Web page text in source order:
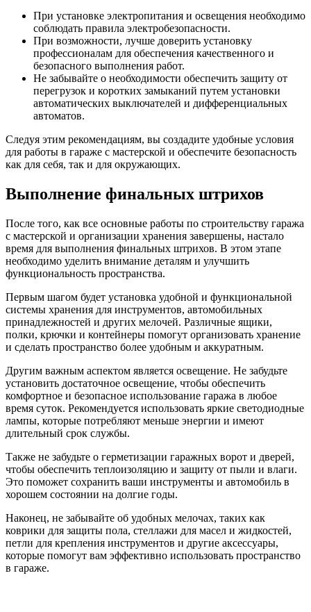
При установке электропитания и освещения необходимо
соблюдать правила электробезопасности.
При возможности, лучше доверить установку
профессионалам для обеспечения качественного и
безопасного выполнения работ.
Не забывайте о необходимости обеспечить защиту от
перегрузок и коротких замыканий путем установки
автоматических выключателей и дифференциальных
автоматов.
Следуя этим рекомендациям, вы создадите удобные условия
для работы в гараже с мастерской и обеспечите безопасность
как для себя, так и для окружающих.
Выполнение финальных штрихов
После того, как все основные работы по строительству гаража
с мастерской и организации хранения завершены, настало
время для выполнения финальных штрихов. В этом этапе
необходимо уделить внимание деталям и улучшить
функциональность пространства.
Первым шагом будет установка удобной и функциональной
системы хранения для инструментов, автомобильных
принадлежностей и других мелочей. Различные ящики,
полки, крючки и контейнеры помогут организовать хранение
и сделать пространство более удобным и аккуратным.
Другим важным аспектом является освещение. Не забудьте
установить достаточное освещение, чтобы обеспечить
комфортное и безопасное использование гаража в любое
время суток. Рекомендуется использовать яркие светодиодные
лампы, которые потребляют меньше энергии и имеют
длительный срок службы.
Также не забудьте о герметизации гаражных ворот и дверей,
чтобы обеспечить теплоизоляцию и защиту от пыли и влаги.
Это поможет сохранить ваши инструменты и автомобиль в
хорошем состоянии на долгие годы.
Наконец, не забывайте об удобных мелочах, таких как
коврики для защиты пола, стеллажи для масел и жидкостей,
петли для крепления инструментов и другие аксессуары,
которые помогут вам эффективно использовать пространство
в гараже.